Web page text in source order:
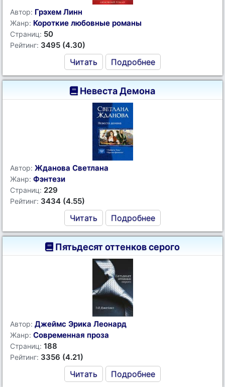
Автор: Грэхем Линн
Жанр: Короткие любовные романы
Страниц: 50
Рейтинг: 3495 (4.30)
Читать Подробнее
Невеста Демона
Автор: Жданова Светлана
Жанр: Фэнтези
Страниц: 229
Рейтинг: 3434 (4.55)
Читать Подробнее
Пятьдесят оттенков серого
Автор: Джеймс Эрика Леонард
Жанр: Современная проза
Страниц: 188
Рейтинг: 3356 (4.21)
Читать Подробнее